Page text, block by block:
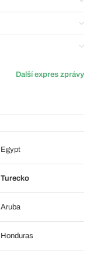
Další expres zprávy
Egypt
Turecko
Aruba
Honduras